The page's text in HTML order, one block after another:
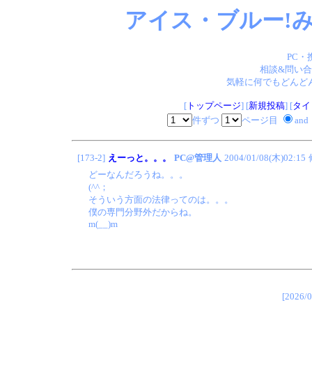
アイス・ブルー!
PC・
相談&問い
気軽に何でもどん
[トップページ] [新規投稿] [タ
件ずつ
ページ目 and
[173-2] えーっと。。。 PC@管理人 2004/01/08(木)02:15
どーなんだろうね。。。
(^^；
そういう方面の法律ってのは。。。
僕の専門分野外だからね。
m(__)m
[2026/